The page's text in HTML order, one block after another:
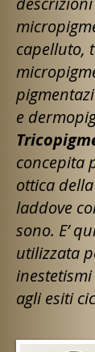
capelluto,
e
concepita
ottica
laddove
sono. E’
utilizzata
agli esiti